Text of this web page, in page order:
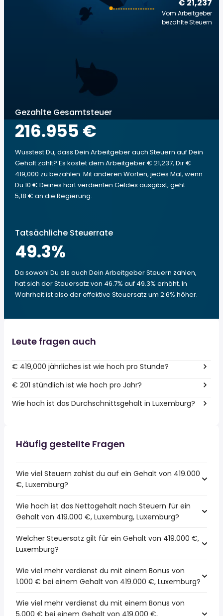
€ 21,237
Vom Arbeitgeber
bezahlte Steuern
Gezahlte Gesamtsteuer
216.955 €
Wusstest Du, dass Dein Arbeitgeber auch Steuern auf Dein
Gehalt zahlt? Es kostet dem Arbeitgeber € 21,237, Dir €
419,000 zu bezahlen. Mit anderen Worten, jedes Mal, wenn
Du 10 € Deines hart verdienten Geldes ausgibst, geht
5,18 € an die Regierung.
Tatsächliche Steuerrate
49.3%
Da sowohl Du als auch Dein Arbeitgeber Steuern zahlen,
hat sich der Steuersatz von 46.7% auf 49.3% erhöht. In
Wahrheit ist also der effektive Steuersatz um 2.6% höher.
Leute fragen auch
€ 419,000 jährliches ist wie hoch pro Stunde?
€ 201 stündlich ist wie hoch pro Jahr?
Wie hoch ist das Durchschnittsgehalt in Luxemburg?
Häufig gestellte Fragen
Wie viel Steuern zahlst du auf ein Gehalt von 419.000
€, Luxemburg?
Wie hoch ist das Nettogehalt nach Steuern für ein
Gehalt von 419.000 €, Luxemburg, Luxemburg?
Welcher Steuersatz gilt für ein Gehalt von 419.000 €,
Luxemburg?
Wie viel mehr verdienst du mit einem Bonus von
1.000 € bei einem Gehalt von 419.000 €, Luxemburg?
Wie viel mehr verdienst du mit einem Bonus von
5.000 € bei einem Gehalt von 419.000 €,